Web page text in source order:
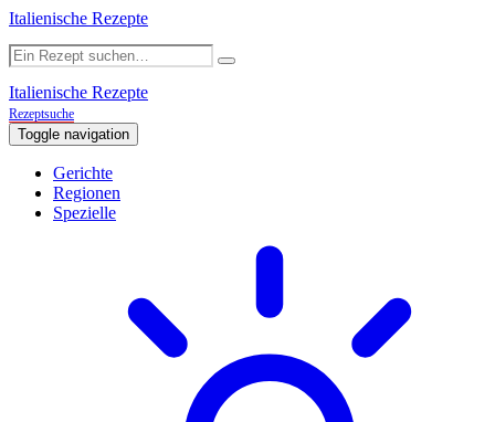
Italienische Rezepte
Italienische Rezepte
Rezeptsuche
Toggle navigation
Gerichte
Regionen
Spezielle